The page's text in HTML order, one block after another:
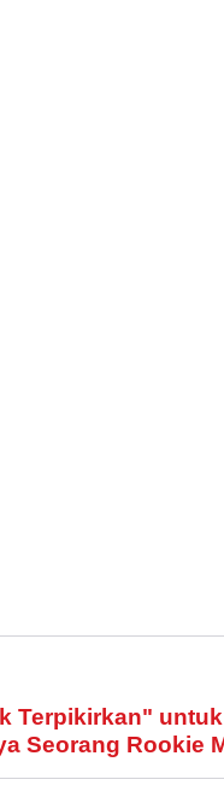
Terpikirkan"
Seorang Rookie